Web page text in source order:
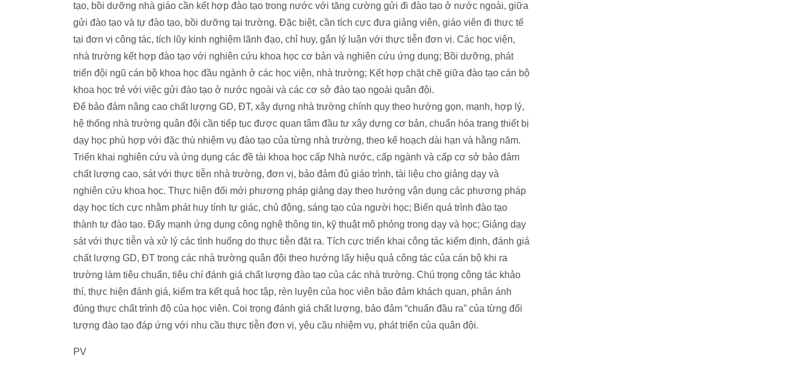
tạo, bồi dưỡng nhà giáo cần kết hợp đào tạo trong nước với tăng cường gửi đi đào tạo ở nước ngoài, giữa
gửi đào tạo và tự đào tạo, bồi dưỡng tại trường. Đặc biệt, cần tích cực đưa giảng viên, giáo viên đi thực tế
tại đơn vị công tác, tích lũy kinh nghiệm lãnh đạo, chỉ huy, gắn lý luận với thực tiễn đơn vị. Các học viện,
nhà trường kết hợp đào tạo với nghiên cứu khoa học cơ bản và nghiên cứu ứng dụng; Bồi dưỡng, phát
triển đội ngũ cán bộ khoa học đầu ngành ở các học viện, nhà trường; Kết hợp chặt chẽ giữa đào tạo cán bộ
khoa học trẻ với việc gửi đào tạo ở nước ngoài và các cơ sở đào tạo ngoài quân đội.
Để bảo đảm nâng cao chất lượng GD, ĐT, xây dựng nhà trường chính quy theo hướng gọn, mạnh, hợp lý,
hệ thống nhà trường quân đội cần tiếp tục được quan tâm đầu tư xây dựng cơ bản, chuẩn hóa trang thiết bị
dạy học phù hợp với đặc thù nhiệm vụ đào tạo của từng nhà trường, theo kế hoạch dài hạn và hằng năm.
Triển khai nghiên cứu và ứng dụng các đề tài khoa học cấp Nhà nước, cấp ngành và cấp cơ sở bảo đảm
chất lượng cao, sát với thực tiễn nhà trường, đơn vị, bảo đảm đủ giáo trình, tài liệu cho giảng dạy và
nghiên cứu khoa học. Thực hiện đổi mới phương pháp giảng dạy theo hướng vận dụng các phương pháp
dạy học tích cực nhằm phát huy tính tự giác, chủ động, sáng tạo của người học; Biến quá trình đào tạo
thành tự đào tạo. Đẩy mạnh ứng dụng công nghệ thông tin, kỹ thuật mô phỏng trong dạy và học; Giảng dạy
sát với thực tiễn và xử lý các tình huống do thực tiễn đặt ra. Tích cực triển khai công tác kiểm định, đánh giá
chất lượng GD, ĐT trong các nhà trường quân đội theo hướng lấy hiệu quả công tác của cán bộ khi ra
trường làm tiêu chuẩn, tiêu chí đánh giá chất lượng đào tạo của các nhà trường. Chú trọng công tác khảo
thí, thực hiện đánh giá, kiểm tra kết quả học tập, rèn luyện của học viên bảo đảm khách quan, phản ánh
đúng thực chất trình độ của học viên. Coi trọng đánh giá chất lượng, bảo đảm “chuẩn đầu ra” của từng đối
tượng đào tạo đáp ứng với nhu cầu thực tiễn đơn vị, yêu cầu nhiệm vụ, phát triển của quân đội.
PV